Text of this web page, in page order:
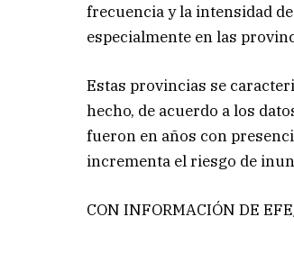
frecuencia y la intensidad
especialmente en las
Estas provincias se
hecho, de acuerdo a los
fueron en años con
incrementa el riesgo de
CON INFORMACIÓN DE